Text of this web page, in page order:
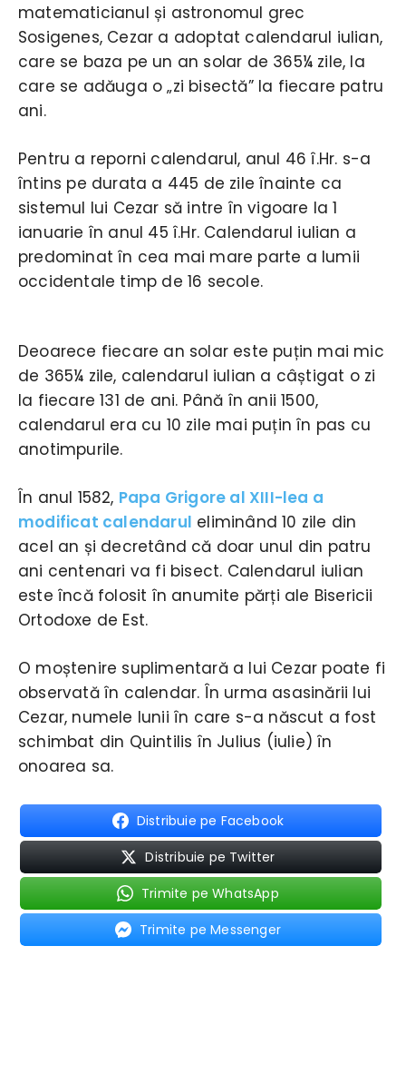
matematicianul și astronomul grec
Sosigenes, Cezar a adoptat calendarul iulian,
care se baza pe un an solar de 365¼ zile, la
care se adăuga o „zi bisectă” la fiecare patru
ani.
Pentru a reporni calendarul, anul 46 î.Hr. s-a
întins pe durata a 445 de zile înainte ca
sistemul lui Cezar să intre în vigoare la 1
ianuarie în anul 45 î.Hr. Calendarul iulian a
predominat în cea mai mare parte a lumii
occidentale timp de 16 secole.
Deoarece fiecare an solar este puțin mai mic
de 365¼ zile, calendarul iulian a câștigat o zi
la fiecare 131 de ani. Până în anii 1500,
calendarul era cu 10 zile mai puțin în pas cu
anotimpurile.
În anul 1582, Papa Grigore al XIII-lea a
modificat calendarul eliminând 10 zile din
acel an și decretând că doar unul din patru
ani centenari va fi bisect. Calendarul iulian
este încă folosit în anumite părți ale Bisericii
Ortodoxe de Est.
O moștenire suplimentară a lui Cezar poate fi
observată în calendar. În urma asasinării lui
Cezar, numele lunii în care s-a născut a fost
schimbat din Quintilis în Julius (iulie) în
onoarea sa.
Distribuie pe Facebook
Distribuie pe Twitter
Trimite pe WhatsApp
Trimite pe Messenger